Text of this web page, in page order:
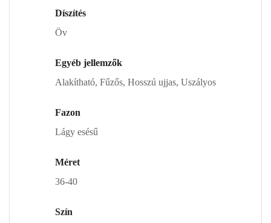
Díszítés
Öv
Egyéb jellemzők
Alakítható, Fűzős, Hosszú ujjas, Uszályos
Fazon
Lágy esésű
Méret
36-40
Szín